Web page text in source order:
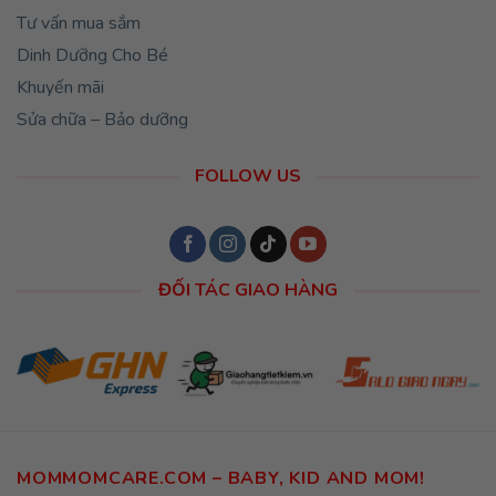
Tư vấn mua sắm
Dinh Dưỡng Cho Bé
Khuyến mãi
Sửa chữa – Bảo dưỡng
FOLLOW US
ĐỐI TÁC GIAO HÀNG
MOMMOMCARE.COM – BABY, KID AND MOM!